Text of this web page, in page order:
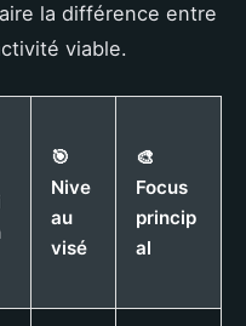
la différence entre
viable.
🎯
Nive
au
visé
🎨
Focus
princip
al